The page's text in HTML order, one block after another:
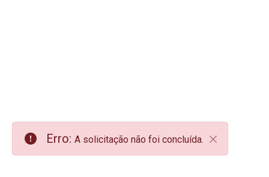
Erro: A solicitação não foi concluída.